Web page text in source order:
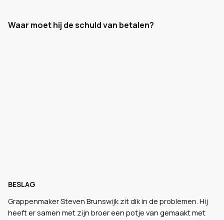
Waar moet hij de schuld van betalen?
BESLAG
Grappenmaker Steven Brunswijk zit dik in de problemen. Hij
heeft er samen met zijn broer een potje van gemaakt met